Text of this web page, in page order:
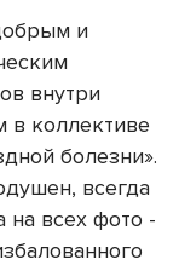
и
внутри
в коллективе
болезни».
всегда
на всех фото -